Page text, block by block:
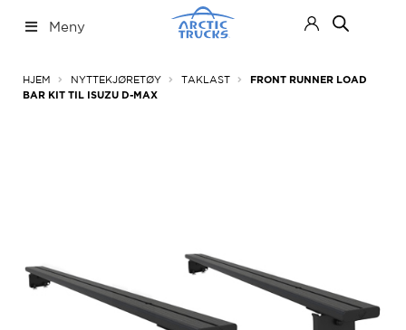
til
til
Meny
ut
HJEM NYTTEKJØRETØY TAKLAST
FRONT RUNNER LOAD
BAR KIT TIL ISUZU D-MAX